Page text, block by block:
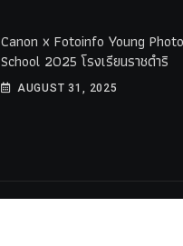
Canon x Fotoinfo​ Young​
School 2025 โรงเรียนราชดำริ
AUGUST 31, 2025